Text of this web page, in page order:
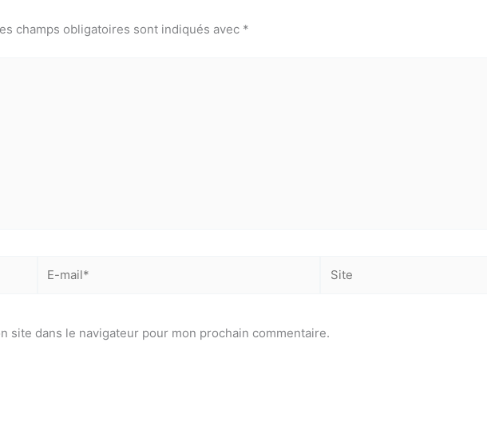
champs obligatoires sont indiqués avec *
mail*
site dans le navigateur pour mon prochain commentaire.